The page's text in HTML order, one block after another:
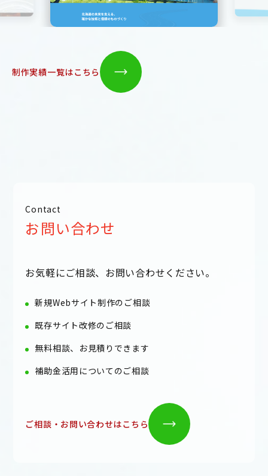
制作実績一覧はこちら
Contact
お問い合わせ
お気軽にご相談、お問い合わせください。
新規Webサイト制作のご相談
既存サイト改修のご相談
無料相談、お見積りできます
補助金活用についてのご相談
ご相談・お問い合わせはこちら